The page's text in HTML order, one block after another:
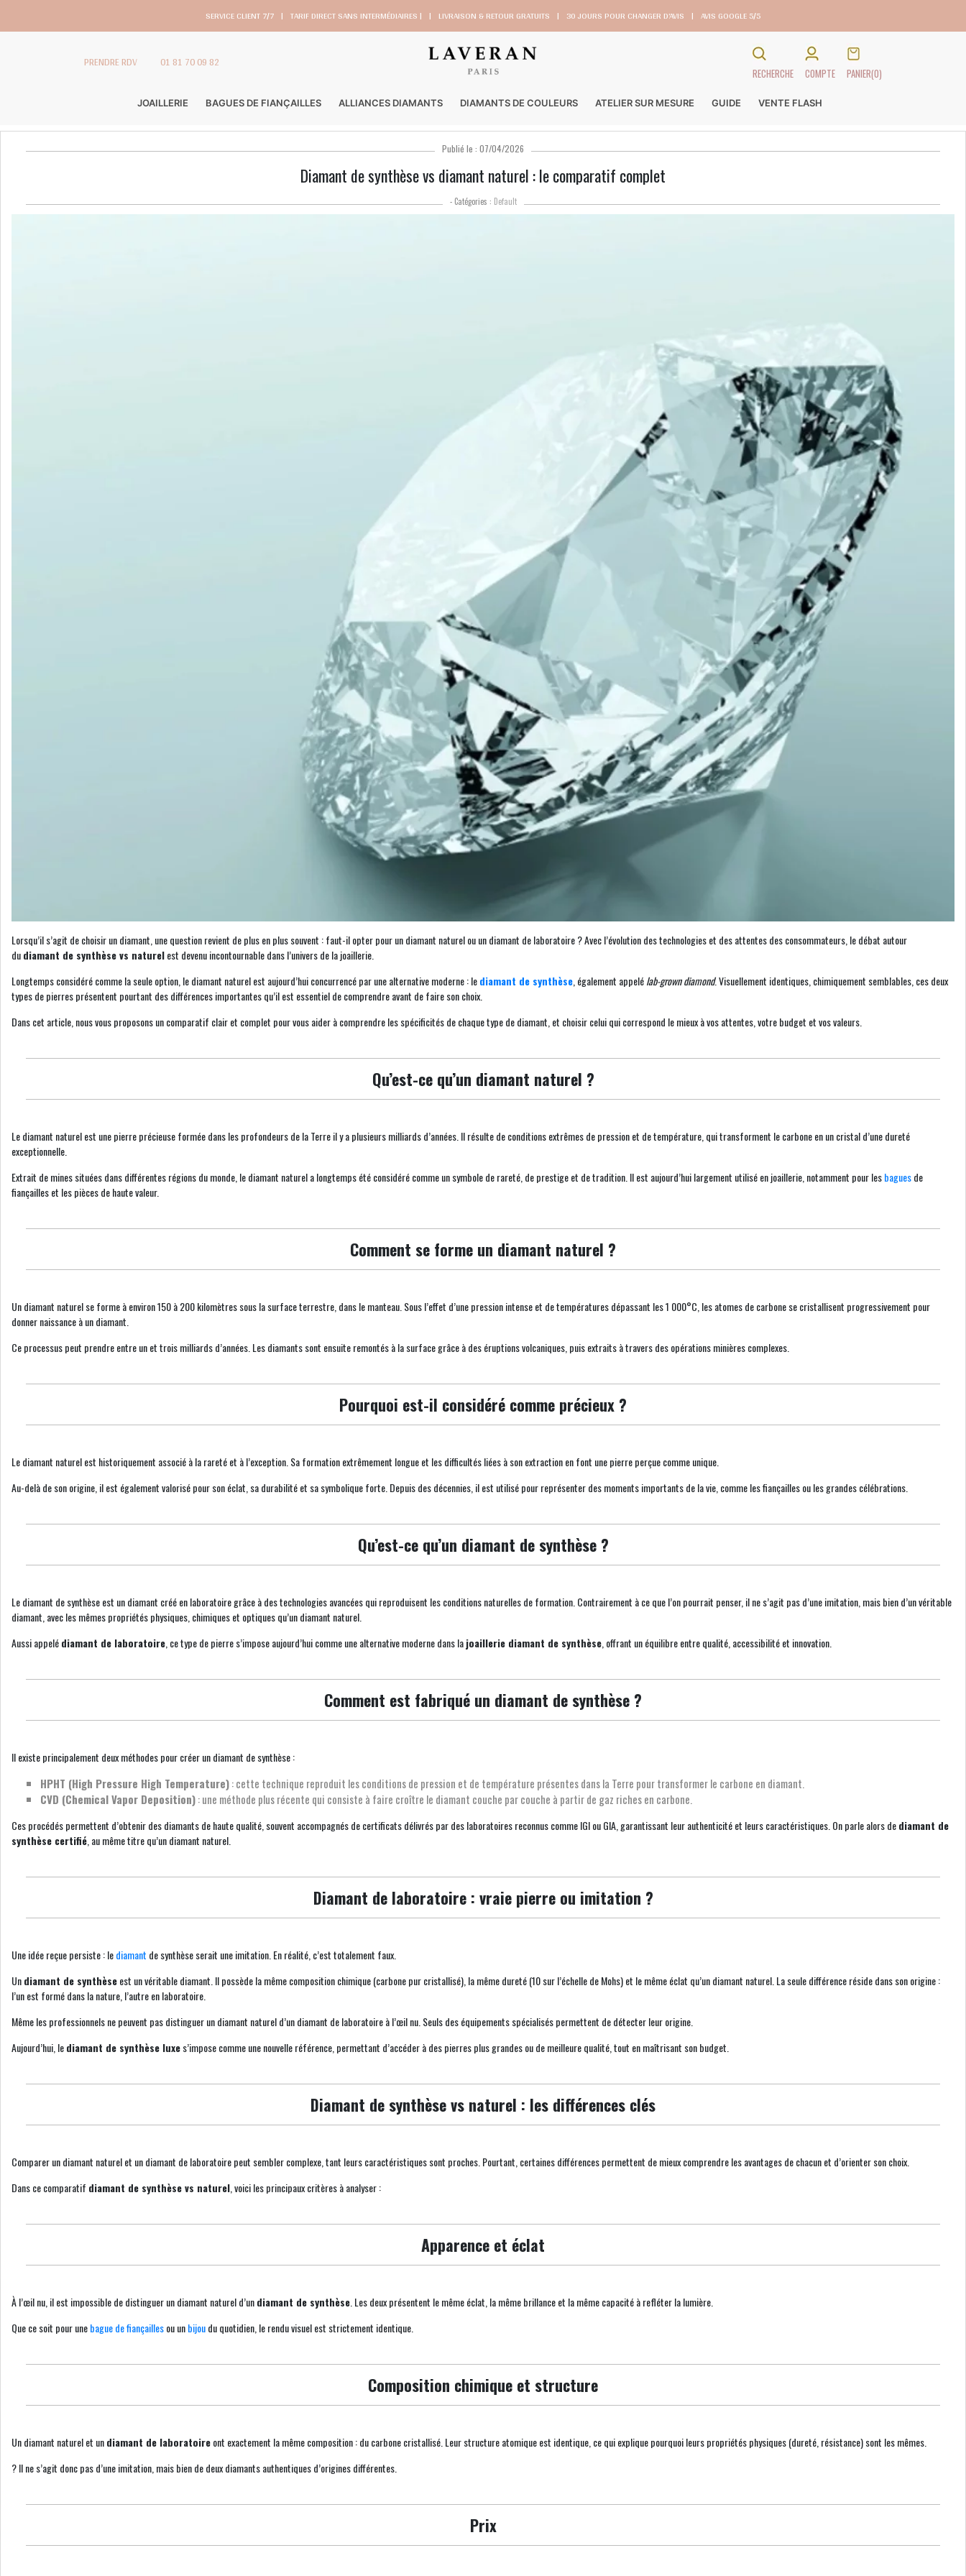
SERVICE CLIENT 7/7 | TARIF DIRECT SANS INTERMÉDIAIRES | | LIVRAISON & RETOUR GRATUITS | 30 JOURS POUR CHANGER D’AVIS | AVIS GOOGLE 5/5
PRENDRE RDV 01 81 70 09 82
RECHERCHE COMPTE PANIER(0)
JOAILLERIE BAGUES DE FIANÇAILLES ALLIANCES DIAMANTS DIAMANTS DE COULEURS ATELIER SUR MESURE GUIDE VENTE FLASH
Publié le : 07/04/2026
Diamant de synthèse vs diamant naturel : le comparatif complet
- Catégories : Default
Lorsqu’il s’agit de choisir un diamant, une question revient de plus en plus souvent : faut-il opter pour un diamant naturel ou un diamant de laboratoire ? Avec l’évolution des technologies et des attentes des consommateurs, le débat autour
dudiamant de synthèse vs naturelest devenu incontournable dans l’univers de la joaillerie.
Longtemps considéré comme la seule option, le diamant naturel est aujourd’hui concurrencé par une alternative moderne : lediamant de synthèse , également appelélab-grown diamond. Visuellement identiques, chimiquement semblables, ces deux
types de pierres présentent pourtant des différences importantes qu’il est essentiel de comprendre avant de faire son choix.
Dans cet article, nous vous proposons un comparatif clair et complet pour vous aider à comprendre les spécificités de chaque type de diamant, et choisir celui qui correspond le mieux à vos attentes, votre budget et vos valeurs.
Qu’est-ce qu’un diamant naturel ?
Le diamant naturel est une pierre précieuse formée dans les profondeurs de la Terre il y a plusieurs milliards d’années. Il résulte de conditions extrêmes de pression et de température, qui transforment le carbone en un cristal d’une dureté
exceptionnelle.
Extrait de mines situées dans différentes régions du monde, le diamant naturel a longtemps été considéré comme un symbole de rareté, de prestige et de tradition. Il est aujourd’hui largement utilisé en joaillerie, notamment pour lesbaguesde
fiançailles et les pièces de haute valeur.
Comment se forme un diamant naturel ?
Un diamant naturel se forme à environ 150 à 200 kilomètres sous la surface terrestre, dans le manteau. Sous l’effet d’une pression intense et de températures dépassant les 1 000°C, les atomes de carbone se cristallisent progressivement pour
donner naissance à un diamant.
Ce processus peut prendre entre un et trois milliards d’années. Les diamants sont ensuite remontés à la surface grâce à des éruptions volcaniques, puis extraits à travers des opérations minières complexes.
Pourquoi est-il considéré comme précieux ?
Le diamant naturel est historiquement associé à la rareté et à l’exception. Sa formation extrêmement longue et les difficultés liées à son extraction en font une pierre perçue comme unique.
Au-delà de son origine, il est également valorisé pour son éclat, sa durabilité et sa symbolique forte. Depuis des décennies, il est utilisé pour représenter des moments importants de la vie, comme les fiançailles ou les grandes célébrations.
Qu’est-ce qu’un diamant de synthèse ?
Le diamant de synthèse est un diamant créé en laboratoire grâce à des technologies avancées qui reproduisent les conditions naturelles de formation. Contrairement à ce que l’on pourrait penser, il ne s’agit pas d’une imitation, mais bien d’un véritable
diamant, avec les mêmes propriétés physiques, chimiques et optiques qu’un diamant naturel.
Aussi appelédiamant de laboratoire , ce type de pierre s’impose aujourd’hui comme une alternative moderne dans lajoaillerie diamant de synthèse , offrant un équilibre entre qualité, accessibilité et innovation.
Comment est fabriqué un diamant de synthèse ?
Il existe principalement deux méthodes pour créer un diamant de synthèse :
HPHT (High Pressure High Temperature): cette technique reproduit les conditions de pression et de température présentes dans la Terre pour transformer le carbone en diamant.
CVD (Chemical Vapor Deposition): une méthode plus récente qui consiste à faire croître le diamant couche par couche à partir de gaz riches en carbone.
Ces procédés permettent d’obtenir des diamants de haute qualité, souvent accompagnés de certificats délivrés par des laboratoires reconnus comme IGI ou GIA, garantissant leur authenticité et leurs caractéristiques. On parle alors dediamant de
synthèse certifié , au même titre qu’un diamant naturel.
Diamant de laboratoire : vraie pierre ou imitation ?
Une idée reçue persiste : lediamant de synthèse serait une imitation. En réalité, c’est totalement faux.
Undiamant de synthèseest un véritable diamant. Il possède la même composition chimique (carbone pur cristallisé), la même dureté (10 sur l’échelle de Mohs) et le même éclat qu’un diamant naturel. La seule différence réside dans son origine :
l’un est formé dans la nature, l’autre en laboratoire.
Même les professionnels ne peuvent pas distinguer un diamant naturel d’un diamant de laboratoire à l’œil nu. Seuls des équipements spécialisés permettent de détecter leur origine.
Aujourd’hui, lediamant de synthèse luxes’impose comme une nouvelle référence, permettant d’accéder à des pierres plus grandes ou de meilleure qualité, tout en maîtrisant son budget.
Diamant de synthèse vs naturel : les différences clés
Comparer un diamant naturel et un diamant de laboratoire peut sembler complexe, tant leurs caractéristiques sont proches. Pourtant, certaines différences permettent de mieux comprendre les avantages de chacun et d’orienter son choix.
Dans ce comparatif diamant de synthèse vs naturel , voici les principaux critères à analyser :
Apparence et éclat
À l’œil nu, il est impossible de distinguer un diamant naturel d’undiamant de synthèse . Les deux présentent le même éclat, la même brillance et la même capacité à refléter la lumière.
Que ce soit pour unebague de fiançaillesou unbijoudu quotidien, le rendu visuel est strictement identique.
Composition chimique et structure
Un diamant naturel et undiamant de laboratoireont exactement la même composition : du carbone cristallisé. Leur structure atomique est identique, ce qui explique pourquoi leurs propriétés physiques (dureté, résistance) sont les mêmes.
? Il ne s’agit donc pas d’une imitation, mais bien de deux diamants authentiques d’origines différentes.
Prix